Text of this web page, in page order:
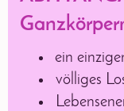
ein
völliges